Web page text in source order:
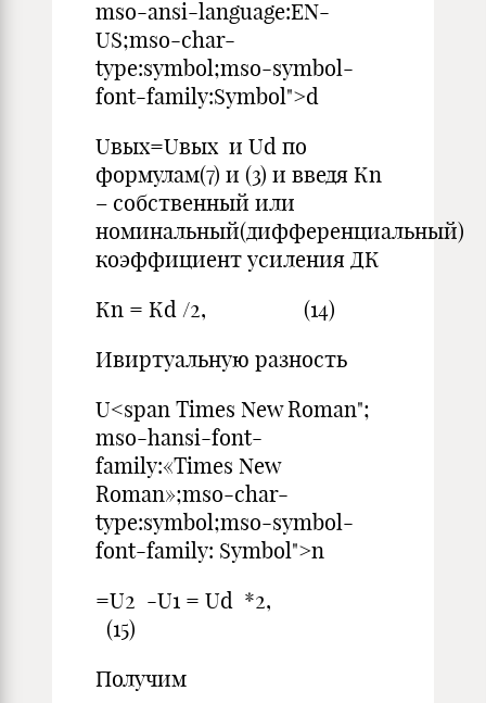
mso-ansi-language:EN-
US;mso-char-
type:symbol;mso-symbol-
font-family:Symbol">d
Uвых=Uвых и Ud по
формулам(7) и (3) и введя Кn
– собственный или
номинальный(дифференциальный)
коэффициент усиления ДК
Кn = Кd /2, (14)
Ивиртуальную разность
U<span Times New Roman";
mso-hansi-font-
family:«Times New
Roman»;mso-char-
type:symbol;mso-symbol-
font-family: Symbol">n
=U2 -U1 = Ud *2,
(15)
Получим